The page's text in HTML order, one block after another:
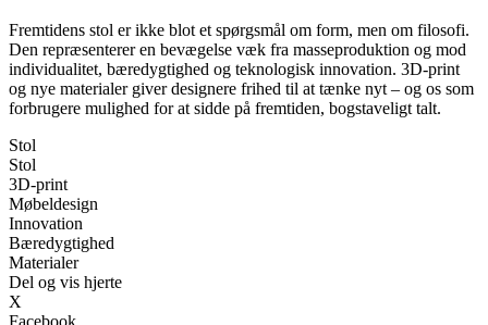
Fremtidens stol er ikke blot et spørgsmål om form, men om filosofi.
Den repræsenterer en bevægelse væk fra masseproduktion og mod
individualitet, bæredygtighed og teknologisk innovation. 3D-print
og nye materialer giver designere frihed til at tænke nyt – og os som
forbrugere mulighed for at sidde på fremtiden, bogstaveligt talt.
Stol
Stol
3D-print
Møbeldesign
Innovation
Bæredygtighed
Materialer
Del og vis hjerte
X
Facebook